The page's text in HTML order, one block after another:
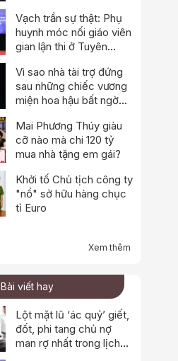
Vạch trần sự thật: Phụ
huynh móc nối giáo viên
gian lận thi ở Tuyên
Vì sao nhà tài trợ đứng
sau những chiếc vương
miện hoa hậu bất ngờ
động?
Mai Phương Thúy giàu
cỡ nào mà chi 120 tỷ
mua nhà tặng em gái?
Khởi tố Chủ tịch công ty
"nổ" sở hữu hàng chục
tỉ Euro
Xem thêm
Bài viết hay
Lột mặt lũ ‘ác quỷ’ giết,
đốt, phi tang chủ nợ
man rợ nhất trong lịch